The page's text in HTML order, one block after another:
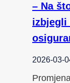
– Na
izbjegli
2026-03-